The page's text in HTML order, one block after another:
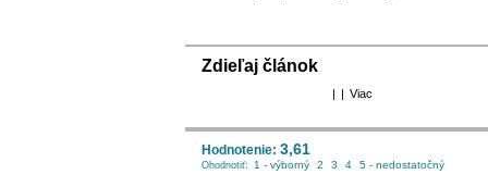
Zdieľaj článok
| | Viac
Hodnotenie: 3,61
Ohodnotiť: 1 - výborný 2 3 4 5 - nedostatočný